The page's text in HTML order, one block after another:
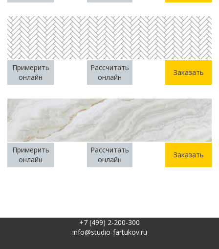
Примерить
онлайн
Рассчитать
онлайн
Заказать
Примерить
онлайн
Рассчитать
онлайн
Заказать
+7 (499) 2-200-300
info@studio-fartukov.ru